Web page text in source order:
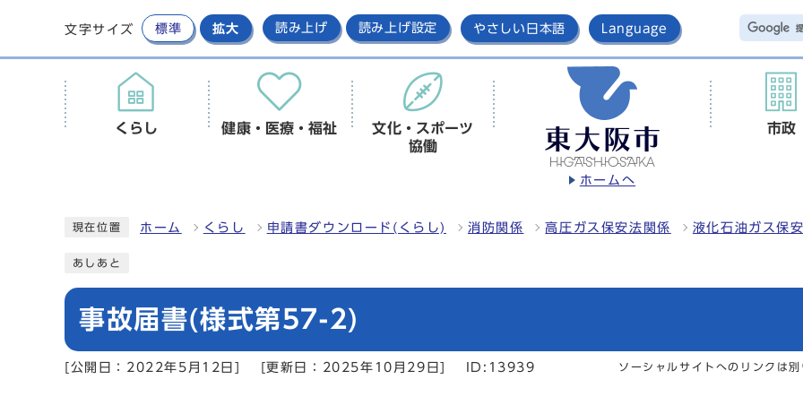
文字サイズ 標準 拡大 読み上げ 読み上げ設定 やさしい日本語 Language
ホームへ
くらし 健康・医療・福祉
文化・スポーツ
協働
市政
現在位置 ホーム くらし 申請書ダウンロード(くらし) 消防関係 高圧ガス保安法関係 液化石油ガス保
あしあと
事故届書(様式第57-2)
[公開日：2022年5月12日] [更新日：2025年10月29日] ID:13939 ソーシャルサイトへのリンクは